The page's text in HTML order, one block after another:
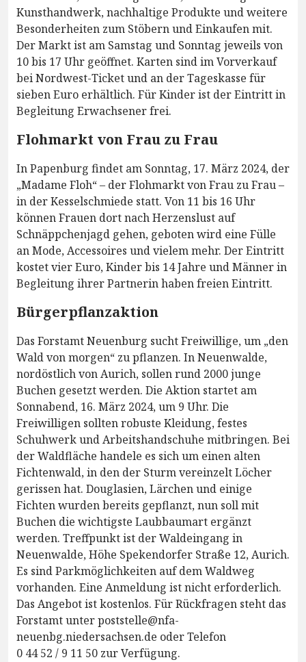
Kunsthandwerk, nachhaltige Produkte und weitere
Besonderheiten zum Stöbern und Einkaufen mit.
Der Markt ist am Samstag und Sonntag jeweils von
10 bis 17 Uhr geöffnet. Karten sind im Vorverkauf
bei Nordwest-Ticket und an der Tageskasse für
sieben Euro erhältlich. Für Kinder ist der Eintritt in
Begleitung Erwachsener frei.
Flohmarkt von Frau zu Frau
In Papenburg findet am Sonntag, 17. März 2024, der
„Madame Floh“ – der Flohmarkt von Frau zu Frau –
in der Kesselschmiede statt. Von 11 bis 16 Uhr
können Frauen dort nach Herzenslust auf
Schnäppchenjagd gehen, geboten wird eine Fülle
an Mode, Accessoires und vielem mehr. Der Eintritt
kostet vier Euro, Kinder bis 14 Jahre und Männer in
Begleitung ihrer Partnerin haben freien Eintritt.
Bürgerpflanzaktion
Das Forstamt Neuenburg sucht Freiwillige, um „den
Wald von morgen“ zu pflanzen. In Neuenwalde,
nordöstlich von Aurich, sollen rund 2000 junge
Buchen gesetzt werden. Die Aktion startet am
Sonnabend, 16. März 2024, um 9 Uhr. Die
Freiwilligen sollten robuste Kleidung, festes
Schuhwerk und Arbeitshandschuhe mitbringen. Bei
der Waldfläche handele es sich um einen alten
Fichtenwald, in den der Sturm vereinzelt Löcher
gerissen hat. Douglasien, Lärchen und einige
Fichten wurden bereits gepflanzt, nun soll mit
Buchen die wichtigste Laubbaumart ergänzt
werden. Treffpunkt ist der Waldeingang in
Neuenwalde, Höhe Spekendorfer Straße 12, Aurich.
Es sind Parkmöglichkeiten auf dem Waldweg
vorhanden. Eine Anmeldung ist nicht erforderlich.
Das Angebot ist kostenlos. Für Rückfragen steht das
Forstamt unter poststelle@nfa-
neuenbg.niedersachsen.de oder Telefon
0 44 52 / 9 11 50 zur Verfügung.